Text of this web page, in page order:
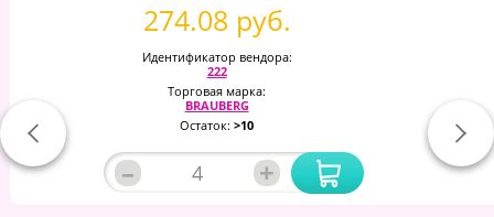
274.08 руб.
Идентификатор вендора:
222
Торговая марка:
BRAUBERG
Остаток: >10
– +